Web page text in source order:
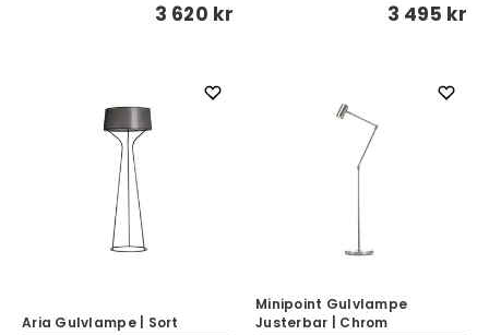
3 620 kr 3 495 kr
Aria Gulvlampe | Sort
Minipoint Gulvlampe
Justerbar | Chrom